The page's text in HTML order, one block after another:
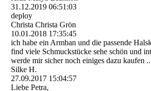
31.12.2019 06:51:03
deploy
Christa Christa Grön
10.01.2018 17:35:45
ich habe ein Armban und die passende
find viele Schmuckstücke sehe schön und
werde mir sicher noch einiges dazu kaufen
Silke H.
27.09.2017 15:04:57
Liebe Petra,